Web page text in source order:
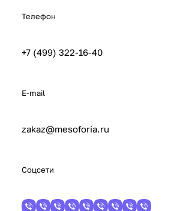
Телефон
+7 (499) 322-16-40
E-mail
zakaz@mesoforia.ru
Соцсети